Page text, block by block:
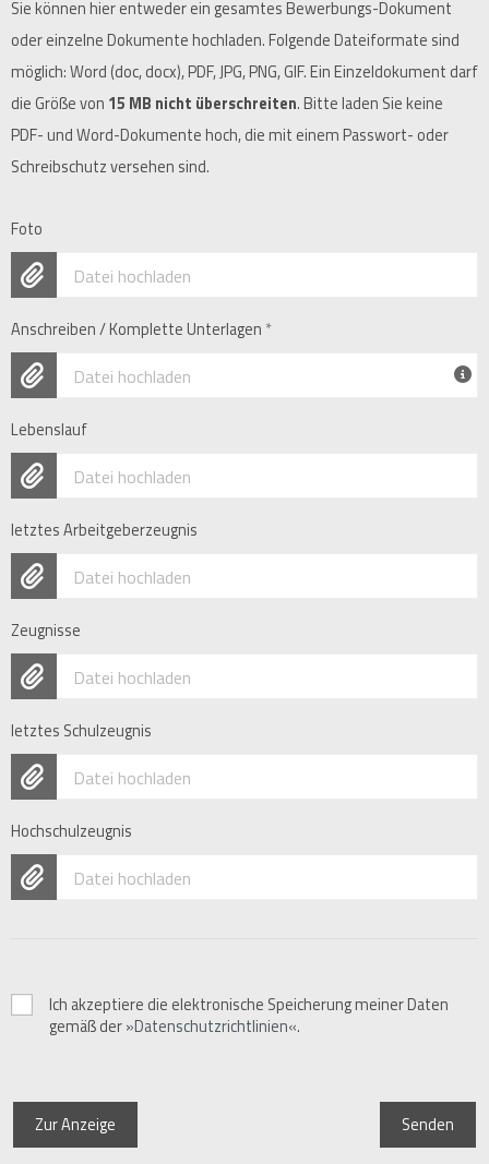
Sie können hier entweder ein gesamtes Bewerbungs-Dokument
oder einzelne Dokumente hochladen. Folgende Dateiformate sind
möglich: Word (doc, docx), PDF, JPG, PNG, GIF. Ein Einzeldokument darf
die Größe von 15 MB nicht überschreiten. Bitte laden Sie keine
PDF- und Word-Dokumente hoch, die mit einem Passwort- oder
Schreibschutz versehen sind.
Foto
Datei hochladen
Anschreiben / Komplette Unterlagen *
Datei hochladen
Lebenslauf
Datei hochladen
letztes Arbeitgeberzeugnis
Datei hochladen
Zeugnisse
Datei hochladen
letztes Schulzeugnis
Datei hochladen
Hochschulzeugnis
Datei hochladen
Ich akzeptiere die elektronische Speicherung meiner Daten
gemäß der Datenschutzrichtlinien .
Zur Anzeige Senden